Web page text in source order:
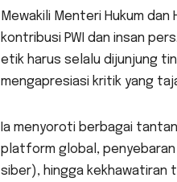
Mewakili Menteri Hukum
kontribusi PWI dan insan
etik harus selalu dijunjung
mengapresiasi kritik yang
Ia menyoroti berbagai
platform global, penyebaran
siber), hingga kekhawatiran